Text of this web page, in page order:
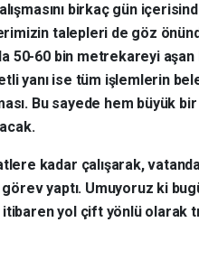
birkaç gün
talepleri de göz
50-60 bin metrekareyi aşan
yanı ise tüm işlemlerin
Bu sayede hem büyük
kadar çalışarak,
yaptı. Umuyoruz ki
itibaren yol çift yönlü olarak